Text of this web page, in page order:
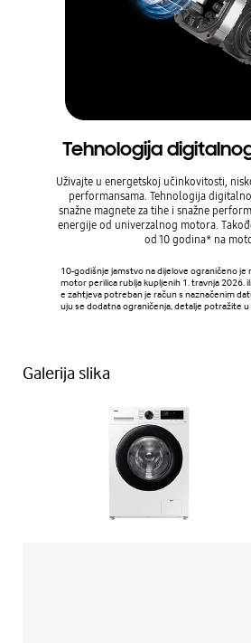
Tehnologija
Uživajte u energetskoj učinkovitosti,
performansama. Tehnologija
snažne magnete za tihe i snažne
energije od univerzalnog motora.
od 10 godina* na
10-godišnje jamstvo na dijelove ograničeno je
motor perilica rublja kupljenih 1. travnja 2026.
e zahtjeva potreban je račun s naznačenim
uju se dodatna ograničenja, detalje potražite u
Galerija slika